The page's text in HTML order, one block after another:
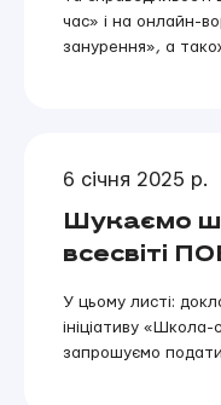
час» і на онлайн-
занурення», а
6 січня 2025 р.
Шукаємо
всесвіті
У цьому листі:
ініціативу «Школа-
запрошуємо подати